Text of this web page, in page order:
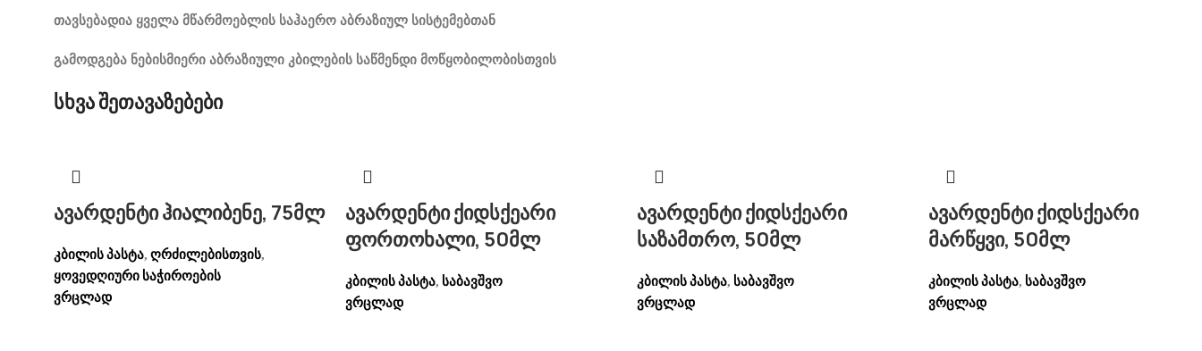
თავსებადია ყველა მწარმოებლის საჰაერო აბრაზიულ სისტემებთან
გამოდგება ნებისმიერი აბრაზიული კბილების საწმენდი მოწყობილობისთვის
სხვა შეთავაზებები
ავარდენტი ჰიალიბენე, 75მლ
კბილის პასტა, ღრძილებისთვის,
ყოვედღიური საჭიროების
ვრცლად
ავარდენტი ქიდსქეარი
ფორთოხალი, 50მლ
კბილის პასტა, საბავშვო
ვრცლად
ავარდენტი ქიდსქეარი
საზამთრო, 50მლ
კბილის პასტა, საბავშვო
ვრცლად
ავარდენტი ქიდსქეარი
მარწყვი, 50მლ
კბილის პასტა, საბავშვო
ვრცლად